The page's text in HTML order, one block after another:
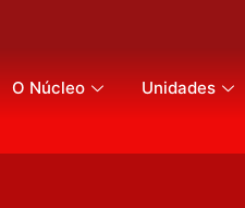
O Núcleo Unidades